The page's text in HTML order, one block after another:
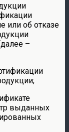
или об отказе
–
выданных